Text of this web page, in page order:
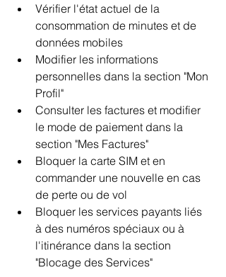
Vérifier l'état actuel de la
consommation de minutes et de
données mobiles
Modifier les informations
personnelles dans la section "Mon
Profil"
Consulter les factures et modifier
le mode de paiement dans la
section "Mes Factures"
Bloquer la carte SIM et en
commander une nouvelle en cas
de perte ou de vol
Bloquer les services payants liés
à des numéros spéciaux ou à
l'itinérance dans la section
"Blocage des Services"